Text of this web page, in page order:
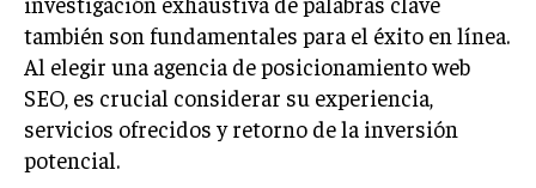
también son fundamentales para el éxito en línea.
Al elegir una agencia de posicionamiento web
SEO, es crucial considerar su experiencia,
servicios ofrecidos y retorno de la inversión
potencial.